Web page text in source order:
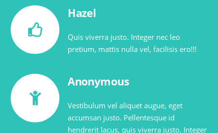
Hazel
Quis viverra justo. Integer nec leo
pretium, mattis nulla vel, facilisis ero!!!
Anonymous
Vestibulum vel aliquet augue, eget
accumsan justo. Pellentesque id
hendrerit lacus, quis viverra justo. Integer